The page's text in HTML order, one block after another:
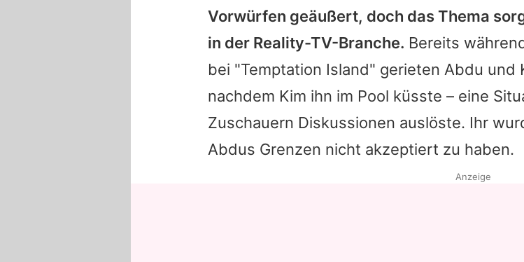
Vorwürfen geäußert, doch das Thema
in der Reality-TV-Branche. Bereits
bei "Temptation Island" gerieten Abdu und
nachdem Kim ihn im Pool küsste – eine
Zuschauern Diskussionen auslöste. Ihr
Abdus Grenzen nicht akzeptiert zu haben.
Anzeige